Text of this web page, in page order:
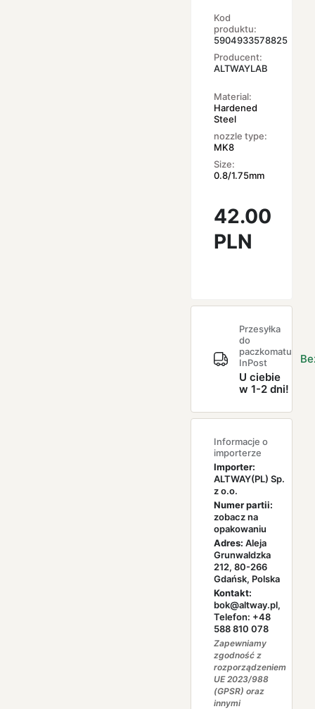
Kod
produktu:
5904933578825
Producent:
ALTWAYLAB
Material:
Hardened
Steel
nozzle type:
MK8
Size:
0.8/1.75mm
42.00
PLN
Przesyłka
do
paczkomatu
InPost
U ciebie
w 1-2 dni!
Informacje o
importerze
Importer:
ALTWAY(PL) Sp.
z o.o.
Numer partii:
zobacz na
opakowaniu
Adres: Aleja
Grunwaldzka
212, 80-266
Gdańsk, Polska
Kontakt:
bok@altway.pl,
Telefon: +48
588 810 078
Zapewniamy
zgodność z
rozporządzeniem
UE 2023/988
(GPSR) oraz
innymi